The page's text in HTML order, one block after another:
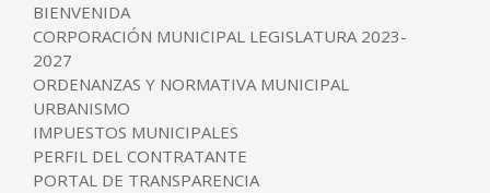
BIENVENIDA
CORPORACIÓN MUNICIPAL LEGISLATURA 2023-
2027
ORDENANZAS Y NORMATIVA MUNICIPAL
URBANISMO
IMPUESTOS MUNICIPALES
PERFIL DEL CONTRATANTE
PORTAL DE TRANSPARENCIA